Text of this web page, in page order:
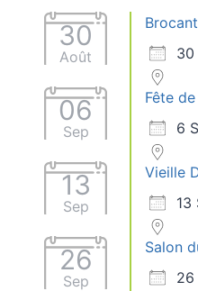
30
Août
30
06
Sep
Fête
6
13
Sep
Vieille
13
26
Sep
Salon
26